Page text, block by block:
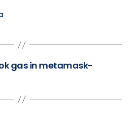
gas in metamask-